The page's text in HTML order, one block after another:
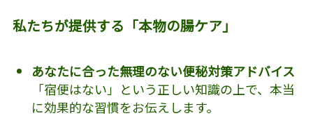
私たちが提供する「本物の腸ケア」
あなたに合った無理のない便秘対策アドバイス
「宿便はない」という正しい知識の上で、本当
に効果的な習慣をお伝えします。